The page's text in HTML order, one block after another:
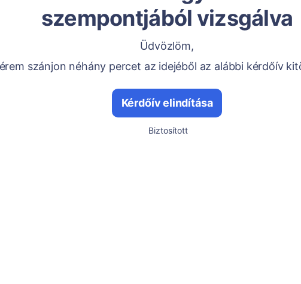
szempontjából vizsgálva
Üdvözlöm,
szánjon néhány percet az idejéből az alábbi kérdőív
Kérdőív elindítása
Biztosított